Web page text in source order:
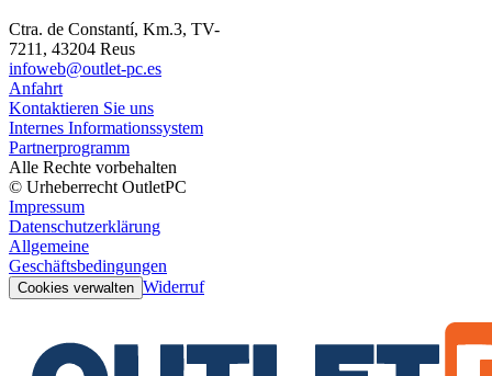
Ctra. de Constantí, Km.3, TV-
7211, 43204 Reus
infoweb@outlet-pc.es
Anfahrt
Kontaktieren Sie uns
Internes Informationssystem
Partnerprogramm
Alle Rechte vorbehalten
© Urheberrecht OutletPC
Impressum
Datenschutzerklärung
Allgemeine
Geschäftsbedingungen
Cookies verwalten Widerruf